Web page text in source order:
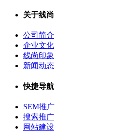
关于线尚
公司简介
企业文化
线尚印象
新闻动态
快捷导航
SEM推广
搜索推广
网站建设